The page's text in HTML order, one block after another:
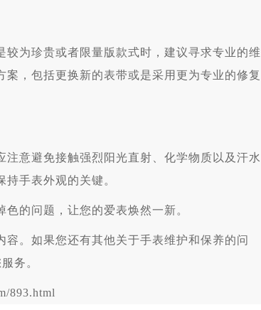
为珍贵或者限量版款式时，建议寻求专业的维
，包括更换新的表带或是采用更为专业的修复
意避免接触强烈阳光直射、化学物质以及汗水
手表外观的关键。
的问题，让您的爱表焕然一新。
容。如果您还有其他关于手表维护和保养的问
务。
893.html